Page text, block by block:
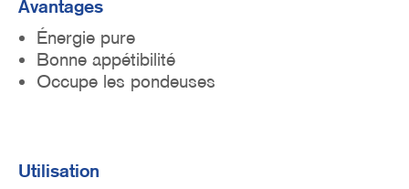
Avantages
Énergie pure
Bonne appétibilité
Occupe les pondeuses
Utilisation